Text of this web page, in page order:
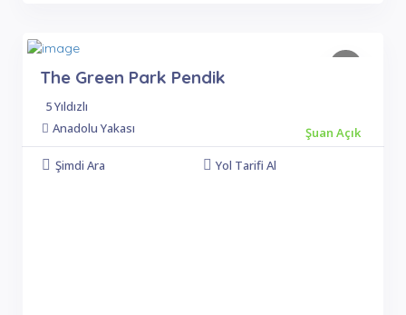
The Green Park Pendik
5 Yıldızlı
Anadolu Yakası
Şuan Açık
Şimdi Ara
Yol Tarifi Al